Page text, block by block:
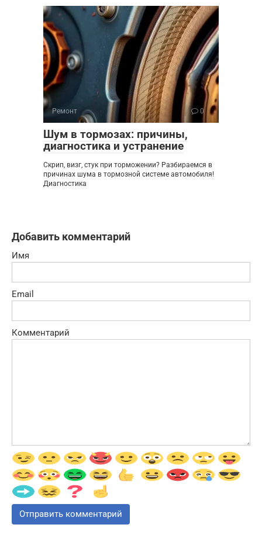
Ремонт 0
Шум в тормозах: причины,
диагностика и устранение
Скрип, визг, стук при торможении? Разбираемся в
причинах шума в тормозной системе автомобиля!
Диагностика
Добавить комментарий
Имя
Email
Комментарий